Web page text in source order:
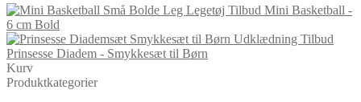
Mini Basketball -
6 cm Bold
Prinsesse Diadem - Smykkesæt til Børn
Kurv
Produktkategorier